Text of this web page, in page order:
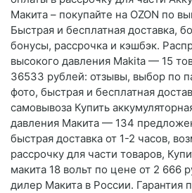
Макита – покупайте на OZON по
Быстрая и бесплатная доставка,
бонусы, рассрочка и кэшбэк.
высокого давления Makita — 15
36533 рублей: отзывы, выбор по
фото, быстрая и бесплатная
самовывоза Купить
давления Макита — 134
быстрая доставка от 1-2 часов,
рассрочку для части товаров,
макита 18 вольт по цене от 2 666
дилер Макита в России. Гарантия